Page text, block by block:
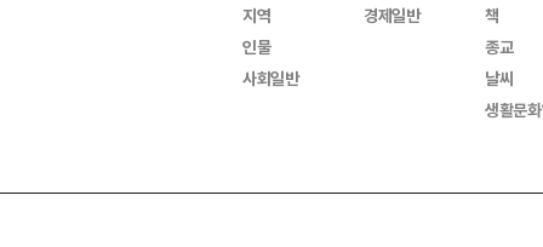
지역
인물
사회일반
경제일반
책
종교
날씨
생활문